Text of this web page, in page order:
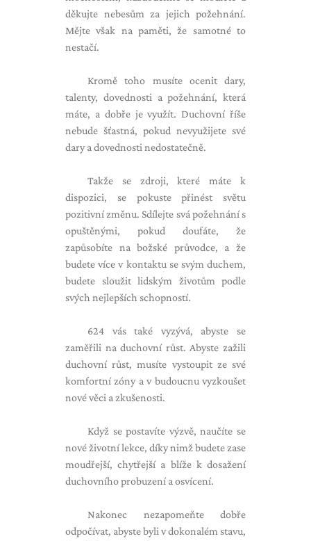
děkujte nebesům za jejich požehnání.
Mějte však na paměti, že samotné to
nestačí.
Kromě toho musíte ocenit dary,
talenty, dovednosti a požehnání, která
máte, a dobře je využít. Duchovní říše
nebude šťastná, pokud nevyužijete své
dary a dovednosti nedostatečně.
Takže se zdroji, které máte k
dispozici, se pokuste přinést světu
pozitivní změnu. Sdílejte svá požehnání s
opuštěnými, pokud doufáte, že
zapůsobíte na božské průvodce, a že
budete více v kontaktu se svým duchem,
budete sloužit lidským životům podle
svých nejlepších schopností.
624 vás také vyzývá, abyste se
zaměřili na duchovní růst. Abyste zažili
duchovní růst, musíte vystoupit ze své
komfortní zóny a v budoucnu vyzkoušet
nové věci a zkušenosti.
Když se postavíte výzvě, naučíte se
nové životní lekce, díky nimž budete zase
moudřejší, chytřejší a blíže k dosažení
duchovního probuzení a osvícení.
Nakonec nezapomeňte dobře
odpočívat, abyste byli v dokonalém stavu,